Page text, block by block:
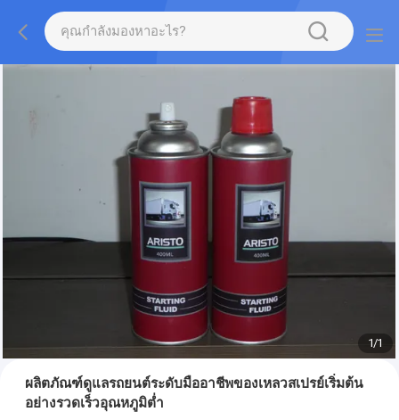
1/1
ผลิตภัณฑ์ดูแลรถยนต์ระดับมืออาชีพของเหลวสเปรย์เริ่มต้น
อย่างรวดเร็วอุณหภูมิต่ำ